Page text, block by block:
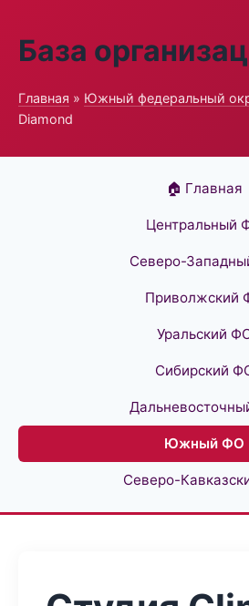
База
Главная » Южный федеральный
Diamond
🏠 Главная
Центральный
Северо-
Приволжский
Уральский
Сибирский
Южный ФО
Северо-